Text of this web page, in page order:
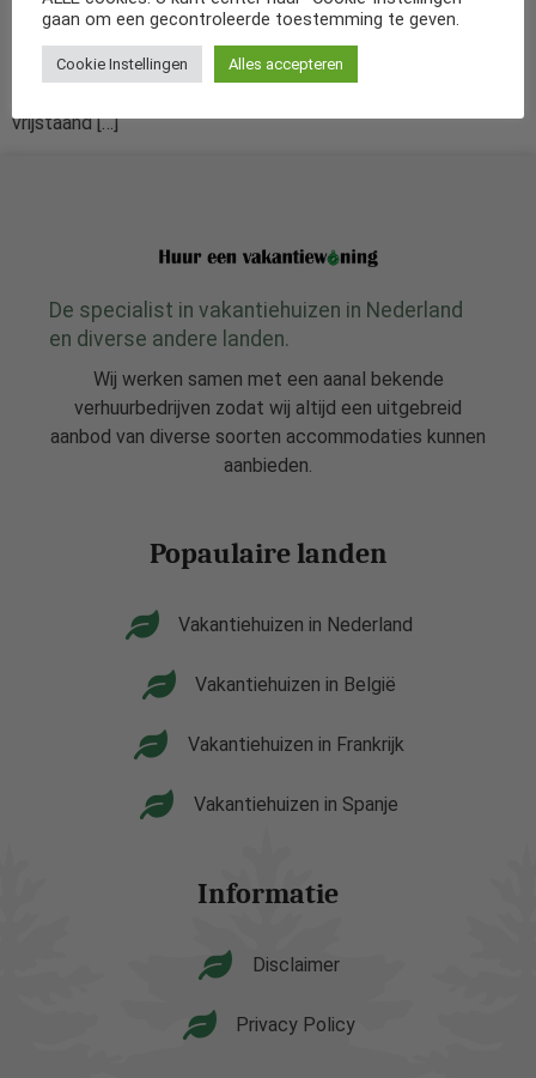
Duitsland, net over de grens bij Groningen, ligt een groot
genieten. Een plek waar alles klopt, omringd met luxe, rust
vrijstaand […]
De specialist in vakantiehuizen in Nederland
en diverse andere landen.
Wij werken samen met een aanal bekende
verhuurbedrijven zodat wij altijd een uitgebreid
aanbod van diverse soorten accommodaties kunnen
aanbieden.
Popaulaire landen
Vakantiehuizen in Nederland
Vakantiehuizen in België
Vakantiehuizen in Frankrijk
Vakantiehuizen in Spanje
Informatie
Disclaimer
Privacy Policy
gaan om een gecontroleerde toestemming te geven.
Cookie Instellingen Alles accepteren